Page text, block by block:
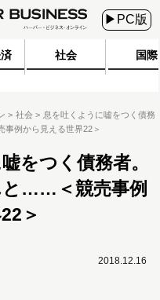
▶PC版
社会 国際
社会
息を吐くように嘘をつく債務
例から見える世界22＞
をつく債務者。
と……＜競売事例
＞
2018.12.16